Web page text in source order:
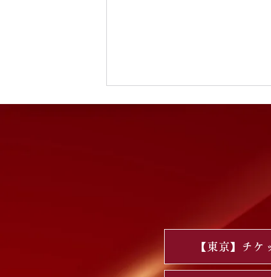
【東京】チケ